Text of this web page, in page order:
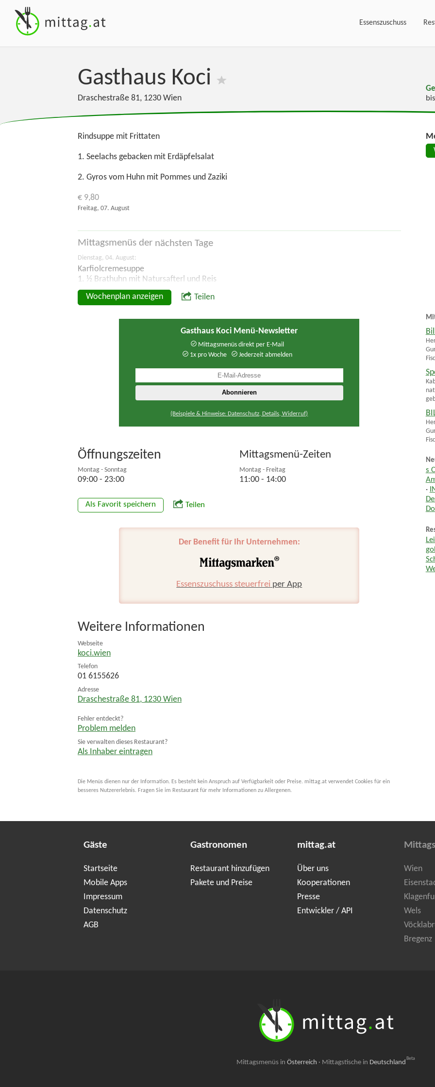
Essenszuschuss
Gasthaus Koci
Draschestraße 81, 1230 Wien
Rindsuppe mit Frittaten
1. Seelachs gebacken mit Erdäpfelsalat
2. Gyros vom Huhn mit Pommes und Zaziki
€ 9,80
Freitag, 07. August
Mittagsmenüs der nächsten Tage
Dienstag, 04. August:
Karfiolcremesuppe
1. ½ Brathuhn mit Natursafterl und Reis
Wochenplan anzeigen Teilen
Gasthaus Koci Menü-Newsletter
Mittagsmenüs direkt per E-Mail
1x pro Woche
Jederzeit abmelden
(Beispiele & Hinweise: Datenschutz, Details, Widerruf)
Öffnungszeiten
Montag - Sonntag
09:00 - 23:00
Mittagsmenü-Zeiten
Montag - Freitag
11:00 - 14:00
Als Favorit speichern Teilen
Der Benefit für Ihr Unternehmen:
Essenszuschuss steuerfrei per App
Weitere Informationen
Webseite
koci.wien
Telefon
01 6155626
Adresse
Draschestraße 81, 1230 Wien
Fehler entdeckt?
Problem melden
Sie verwalten dieses Restaurant?
Als Inhaber eintragen
Die Menüs dienen nur der Information. Es besteht kein Anspruch auf Verfügbarkeit oder Preise. mittag.at verwendet Cookies für ein
besseres Nutzererlebnis. Fragen Sie im Restaurant für mehr Informationen zu Allergenen.
s
·
Gäste
Startseite
Mobile Apps
Impressum
Datenschutz
AGB
Gastronomen
Restaurant hinzufügen
Pakete und Preise
mittag.at
Über uns
Kooperationen
Presse
Entwickler / API
Wien
Wels
Bregenz
Mittagsmenüs in Österreich · Mittagstische in Deutschland Beta